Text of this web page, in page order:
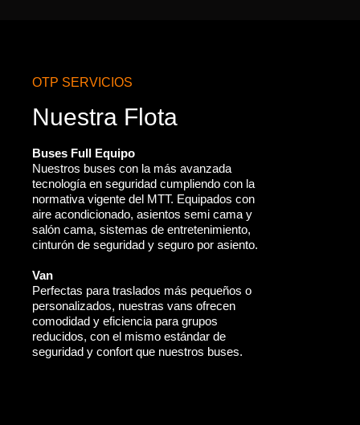
OTP SERVICIOS
Nuestra Flota
Buses Full Equipo
Nuestros buses con la más avanzada
tecnología en seguridad cumpliendo con la
normativa vigente del MTT. Equipados con
aire acondicionado, asientos semi cama y
salón cama, sistemas de entretenimiento,
cinturón de seguridad y seguro por asiento.
Van
Perfectas para traslados más pequeños o
personalizados, nuestras vans ofrecen
comodidad y eficiencia para grupos
reducidos, con el mismo estándar de
seguridad y confort que nuestros buses.